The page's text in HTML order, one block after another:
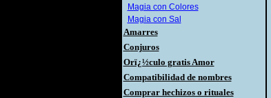
Magia con Colores
Magia con Sal
Amarres
Conjuros
Orï¿½culo gratis Amor
Compatibilidad de nombres
Comprar hechizos o rituales